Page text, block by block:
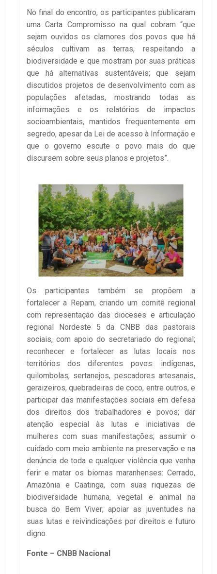
No final do encontro, os participantes publicaram
uma Carta Compromisso na qual cobram “que
sejam ouvidos os clamores dos povos que há
séculos cultivam as terras, respeitando a
biodiversidade e que mostram por suas práticas
que há alternativas sustentáveis; que sejam
discutidos projetos de desenvolvimento com as
populações afetadas, mostrando todas as
informações e os relatórios de impactos
socioambientais, mantidos frequentemente em
segredo, apesar da Lei de acesso à Informação e
que o governo escute o povo mais do que
discursem sobre seus planos e projetos”.
Os participantes também se propõem a
fortalecer a Repam, criando um comitê regional
com representação das dioceses e articulação
regional Nordeste 5 da CNBB das pastorais
sociais, com apoio do secretariado do regional;
reconhecer e fortalecer as lutas locais nos
territórios dos diferentes povos: indígenas,
quilombolas, sertanejos, pescadores artesanais,
geraizeiros, quebradeiras de coco, entre outros, e
participar das manifestações sociais em defesa
dos direitos dos trabalhadores e povos; dar
atenção especial às lutas e iniciativas de
mulheres com suas manifestações; assumir o
cuidado com meio ambiente na preservação e na
denúncia de toda e qualquer violência que venha
ferir e matar os biomas maranhenses: Cerrado,
Amazônia e Caatinga, com suas riquezas de
biodiversidade humana, vegetal e animal na
busca do Bem Viver; apoiar as juventudes na
suas lutas e reivindicações por direitos e futuro
digno.
Fonte – CNBB Nacional